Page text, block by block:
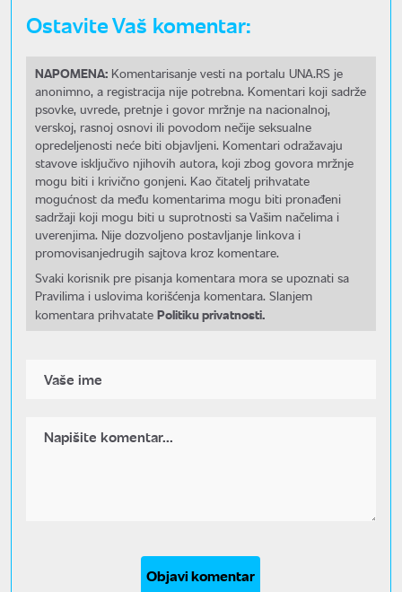
Ostavite Vaš komentar:
NAPOMENA: Komentarisanje vesti na portalu UNA.RS je
anonimno, a registracija nije potrebna. Komentari koji sadrže
psovke, uvrede, pretnje i govor mržnje na nacionalnoj,
verskoj, rasnoj osnovi ili povodom nečije seksualne
opredeljenosti neće biti objavljeni. Komentari odražavaju
stavove isključivo njihovih autora, koji zbog govora mržnje
mogu biti i krivično gonjeni. Kao čitatelj prihvatate
mogućnost da među komentarima mogu biti pronađeni
sadržaji koji mogu biti u suprotnosti sa Vašim načelima i
uverenjima. Nije dozvoljeno postavljanje linkova i
promovisanjedrugih sajtova kroz komentare.
Svaki korisnik pre pisanja komentara mora se upoznati sa
Pravilima i uslovima korišćenja komentara. Slanjem
komentara prihvatate Politiku privatnosti.
Objavi komentar